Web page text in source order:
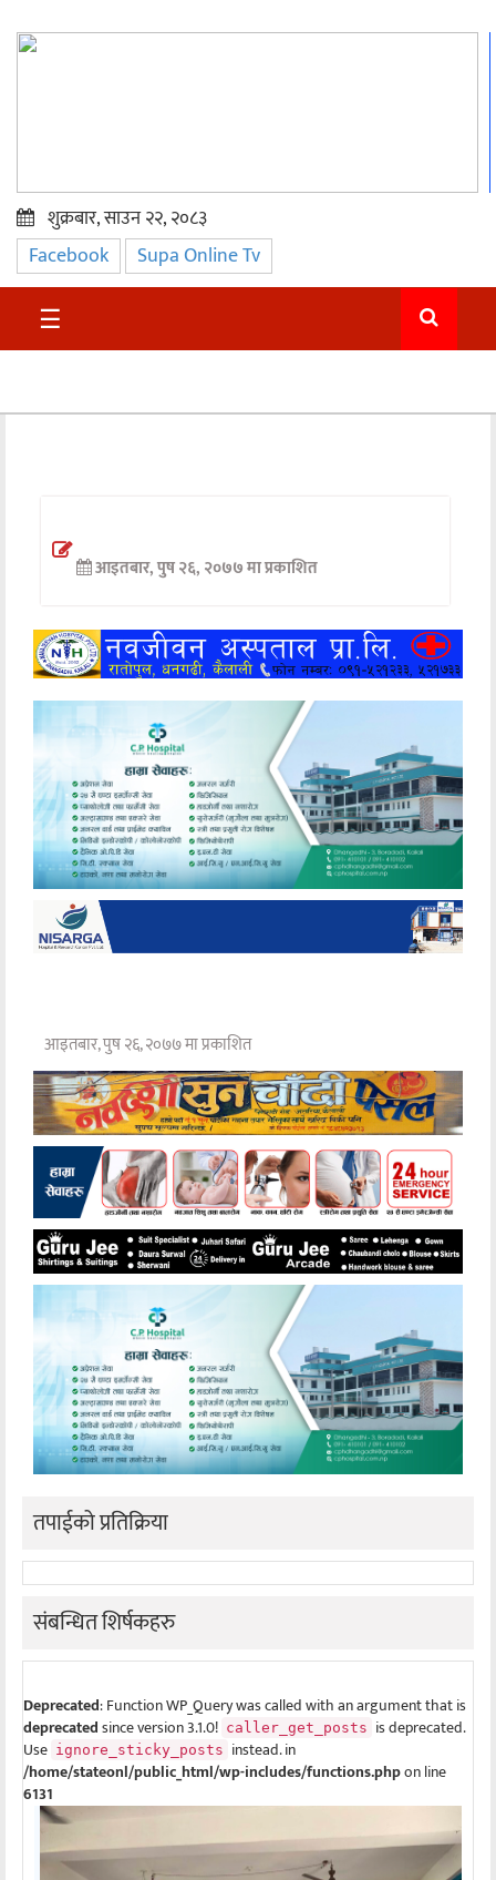
प्रमुख
समाचार
सुदुर
अन्तर्वार्ता
खेलकुद
मनोरञ्जन
अन्य
शुक्रबार, साउन २२, २०८३
Facebook Supa Online Tv
☰
आइतबार, पुष २६, २०७७ मा प्रकाशित
आइतबार, पुष २६, २०७७ मा प्रकाशित
तपाईको प्रतिक्रिया
संबन्धित शिर्षकहरु
Deprecated: Function WP_Query was called with an argument that is
deprecatedsince version 3.1.0! caller_get_posts is deprecated.
Use ignore_sticky_posts instead. in
/home/stateonl/public_html/wp-includes/functions.phpon line
6131